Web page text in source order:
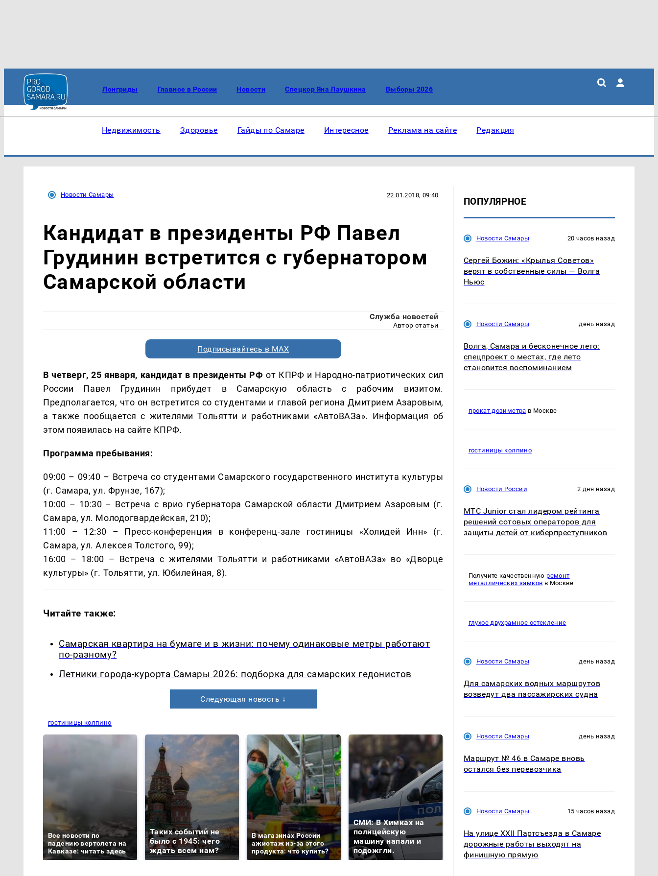
Лонгриды Главное в России Новости Спецкор Яна Лаушкина Выборы 2026
Недвижимость Здоровье Гайды по Самаре Интересное Реклама на сайте Редакция
Новости Самары 22.01.2018, 09:40
Кандидат в президенты РФ Павел
Грудинин встретится с губернатором
Самарской области
Служба новостей
Автор статьи
Подписывайтесь в MAX
В четверг, 25 января, кандидат в президенты РФ от КПРФ и Народно-патриотических сил
России Павел Грудинин прибудет в Самарскую область с рабочим визитом.
Предполагается, что он встретится со студентами и главой региона Дмитрием Азаровым,
а также пообщается с жителями Тольятти и работниками «АвтоВАЗа». Информация об
этом появилась на сайте КПРФ.
Программа пребывания:
09:00 – 09:40 – Встреча со студентами Самарского государственного института культуры
(г. Самара, ул. Фрунзе, 167);
10:00 – 10:30 – Встреча с врио губернатора Самарской области Дмитрием Азаровым (г.
Самара, ул. Молодогвардейская, 210);
11:00 – 12:30 – Пресс-конференция в конференц-зале гостиницы «Холидей Инн» (г.
Самара, ул. Алексея Толстого, 99);
16:00 – 18:00 – Встреча с жителями Тольятти и работниками «АвтоВАЗа» во «Дворце
культуры» (г. Тольятти, ул. Юбилейная, 8).
Читайте также:
Самарская квартира на бумаге и в жизни: почему одинаковые метры работают
по-разному?
Летники города-курорта Самары 2026: подборка для самарских гедонистов
Следующая новость ↓
гостиницы колпино
Все новости по
падению вертолета на
Кавказе: читать здесь
Таких событий не
было с 1945: чего
ждать всем нам?
В магазинах России
ажиотаж из-за этого
продукта: что купить?
СМИ: В Химках на
полицейскую
машину напали и
подожгли.
Где будет встреча
президентов США и
России: Европа?
Такую зиму в России
никто не ждал: как
так?!
ПОПУЛЯРНОЕ
Новости Самары 20 часов назад
Сергей Божин: «Крылья Советов»
верят в собственные силы — Волга
Ньюс
Новости Самары день назад
Волга, Самара и бесконечное лето:
спецпроект о местах, где лето
становится воспоминанием
прокат дозиметра в Москве
гостиницы колпино
Новости России 2 дня назад
МТС Junior стал лидером рейтинга
решений сотовых операторов для
защиты детей от киберпреступников
Получите качественнуюремонт
металлических замков в Москве
глухое двухрамное остекление
Новости Самары день назад
Для самарских водных маршрутов
возведут два пассажирских судна
Новости Самары день назад
Маршрут № 46 в Самаре вновь
остался без перевозчика
Новости Самары 15 часов назад
На улице XXII Партсъезда в Самаре
дорожные работы выходят на
финишную прямую